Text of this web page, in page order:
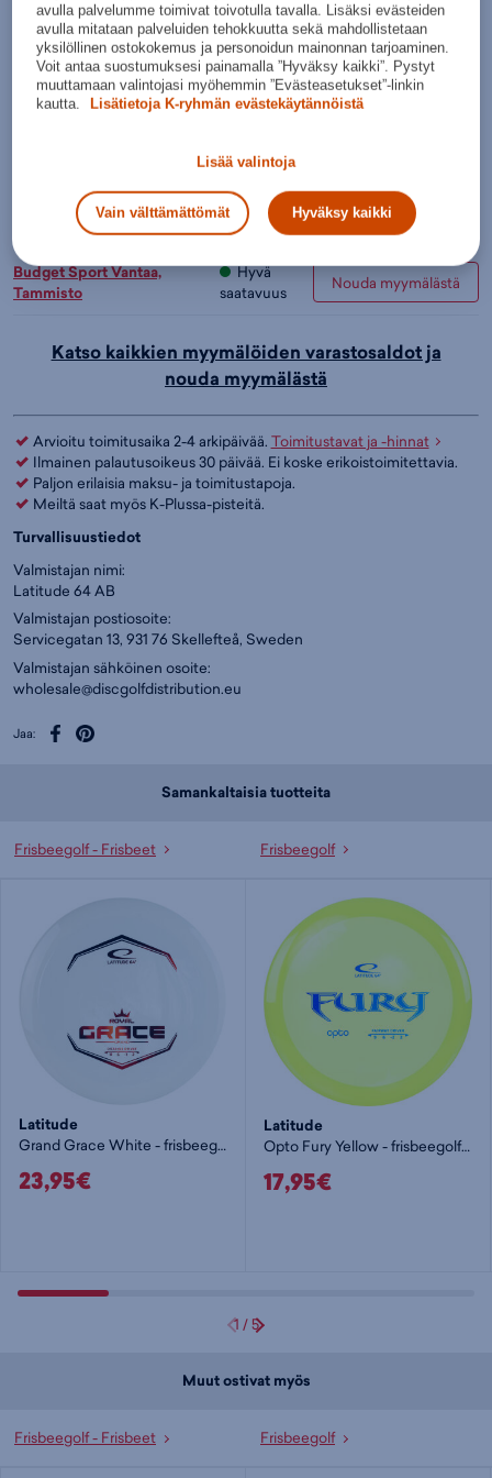
Lisää ostoskoriin
Tarkista saatavuus ja nouda myymälästä
Verkkokauppa: SaatavillaMyymälät: Saatavilla
saatavuus
Budget Sport Pori,
Kauppakeskus Puuvilla
Hyvä
saatavuus
Nouda myymälästä
Budget Sport Vantaa,
Tammisto
Hyvä
saatavuus
Nouda myymälästä
Katso kaikkien myymälöiden varastosaldot ja
nouda myymälästä
Arvioitu toimitusaika 2-4 arkipäivää. Toimitustavat ja -hinnat
Ilmainen palautusoikeus 30 päivää. Ei koske erikoistoimitettavia.
Paljon erilaisia maksu- ja toimitustapoja.
Meiltä saat myös K-Plussa-pisteitä.
Turvallisuustiedot
Valmistajan nimi:
Latitude 64 AB
Valmistajan postiosoite:
Servicegatan 13, 931 76 Skellefteå, Sweden
Valmistajan sähköinen osoite:
wholesale@discgolfdistribution.eu
Jaa:
Samankaltaisia tuotteita
Frisbeegolf - Frisbeet Frisbeegolf
Latitude
Grand Grace White - frisbeegolf pituusdraiveri
23,95€
Latitude
Opto Fury Yellow - frisbeegolf pituusdraiveri
17,95€
1 /5
Muut ostivat myös
Frisbeegolf - Frisbeet Frisbeegolf
avulla palvelumme toimivat toivotulla tavalla. Lisäksi evästeiden
avulla mitataan palveluiden tehokkuutta sekä mahdollistetaan
yksilöllinen ostokokemus ja personoidun mainonnan tarjoaminen.
Voit antaa suostumuksesi painamalla ”Hyväksy kaikki”. Pystyt
muuttamaan valintojasi myöhemmin ”Evästeasetukset”-linkin
kautta.
Lisätietoja K-ryhmän evästekäytännöistä
Lisää valintoja
Vain välttämättömät Hyväksy kaikki